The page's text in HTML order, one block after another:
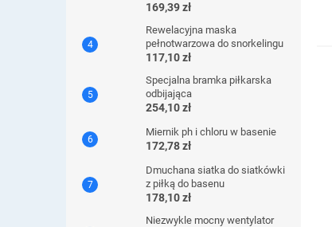
169,39 zł
Rewelacyjna maska ​​
pełnotwarzowa do snorkelingu
117,10 zł
Specjalna bramka piłkarska
odbijająca
254,10 zł
Miernik ph i chloru w basenie
172,78 zł
Dmuchana siatka do siatkówki
z piłką do basenu
178,10 zł
Niezwykle mocny wentylator